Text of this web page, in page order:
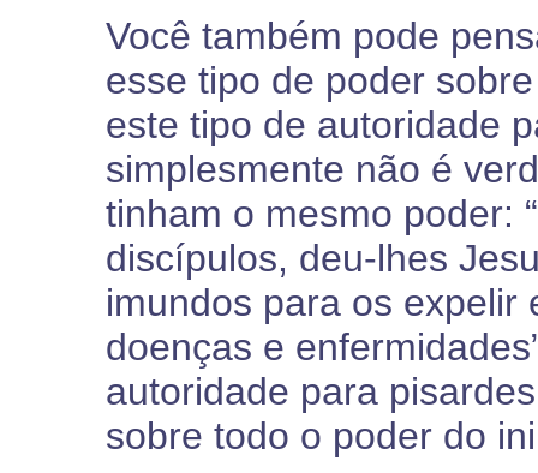
Você também pode
esse tipo de poder
este tipo de autoridade
simplesmente não é
tinham o mesmo poder:
discípulos, deu-lhes
imundos para os expelir
doenças e
autoridade para
sobre todo o poder do